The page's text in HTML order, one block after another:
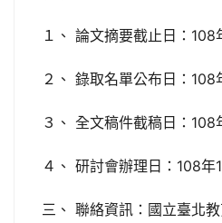
１、 論文摘要截止日：108
２、 錄取名單公布日：108
３、 全文稿件截稿日：108
４、 研討會辦理日：108年
三、 聯絡資訊：國立臺北